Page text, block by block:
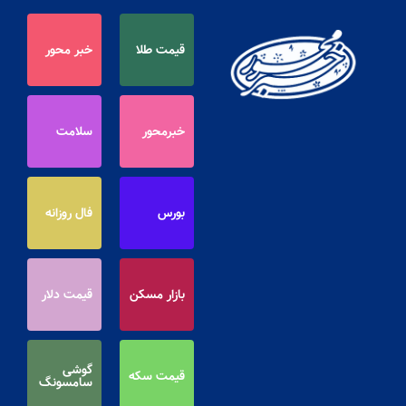
قیمت طلا خبر محور
خبرمحور سلامت
بورس فال روزانه
بازار مسکن قیمت دلار
قیمت سکه گوشی
سامسونگ